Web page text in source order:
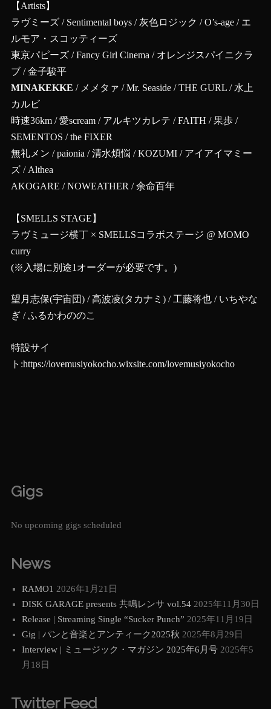
【Artists】
ラヴミーズ / Sentimental boys / 灰色ロジック / O’s-age / エ
ルモア・スコッティーズ
東京パピーズ / Fancy Girl Cinema / オレンジスパイニクラ
ブ / 金子駿平
MINAKEKKE / メメタァ / Mr. Seaside / THE GURL / ​水上
カルビ
時速36km / 愛scream / アルキツカレテ / FAITH / 果歩 /
SEMENTOS / the FIXER
無礼メン / paionia / 清水煩悩 / KOZUMI / アイアイマミー
ズ / Althea
AKOGARE / NOWEATHER / 余命百年
【SMELLS STAGE】
ラヴミュージ横丁 × SMELLSコラボステージ @ MOMO
curry
​(※入場に別途1オーダーが必要です。)
​望月志保(宇宙団) / 高波​凌(タカナミ) / 工藤将也 / いちやな
ぎ / ふるかわののこ
特設サイ
ト:https://lovemusiyokocho.wixsite.com/lovemusiyokocho
Gigs
No upcoming gigs scheduled
News
RAMO1 2026年1月21日
DISK GARAGE presents 共鳴レンサ vol.54 2025年11月30日
Release | Streaming Single “Sucker Punch” 2025年11月19日
Gig | パンと音楽とアンティーク2025秋 2025年8月29日
Interview | ミュージック・マガジン 2025年6月号 2025年5
月18日
Twitter Feed